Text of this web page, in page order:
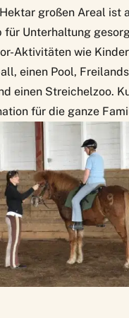
großen Areal ist
für Unterhaltung
Aktivitäten wie
einen Pool,
einen Streichelzoo.
für die ganze